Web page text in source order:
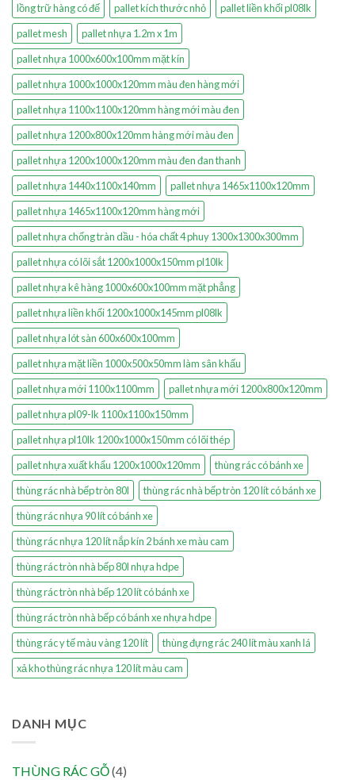
lồng trữ hàng có đế
pallet kích thước nhỏ
pallet liền khối pl08lk
pallet mesh
pallet nhựa 1.2m x 1m
pallet nhựa 1000x600x100mm mặt kín
pallet nhựa 1000x1000x120mm màu đen hàng mới
pallet nhựa 1100x1100x120mm hàng mới màu đen
pallet nhựa 1200x800x120mm hàng mới màu đen
pallet nhựa 1200x1000x120mm màu đen đan thanh
pallet nhựa 1440x1100x140mm
pallet nhựa 1465x1100x120mm
pallet nhựa 1465x1100x120mm hàng mới
pallet nhựa chống tràn dầu - hóa chất 4 phuy 1300x1300x300mm
pallet nhựa có lõi sắt 1200x1000x150mm pl10lk
pallet nhựa kê hàng 1000x600x100mm mặt phẳng
pallet nhựa liền khối 1200x1000x145mm pl08lk
pallet nhựa lót sàn 600x600x100mm
pallet nhựa mặt liền 1000x500x50mm làm sân khấu
pallet nhựa mới 1100x1100mm
pallet nhựa mới 1200x800x120mm
pallet nhựa pl09-lk 1100x1100x150mm
pallet nhựa pl10lk 1200x1000x150mm có lõi thép
pallet nhựa xuất khẩu 1200x1000x120mm
thùng rác có bánh xe
thùng rác nhà bếp tròn 80l
thùng rác nhà bếp tròn 120 lít có bánh xe
thùng rác nhựa 90 lít có bánh xe
thùng rác nhựa 120 lít nắp kín 2 bánh xe màu cam
thùng rác tròn nhà bếp 80l nhựa hdpe
thùng rác tròn nhà bếp 120 lít có bánh xe
thùng rác tròn nhà bếp có bánh xe nhựa hdpe
thùng rác y tế màu vàng 120 lít
thùng đựng rác 240 lít màu xanh lá
xả kho thùng rác nhựa 120 lít màu cam
DANH MỤC
THÙNG RÁC GỖ(4)